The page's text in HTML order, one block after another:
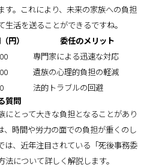
す。これにより、未来の家族への負担
活を送ることができるですね。
円）
委任のメリット
専門家による迅速な対応
遺族の心理的負担の軽減
法的トラブルの回避
質問
にとって大きな負担となることがあり
、時間や労力の面での負担が重くのし
は、近年注目されている「死後事務委
について詳しく解説します。